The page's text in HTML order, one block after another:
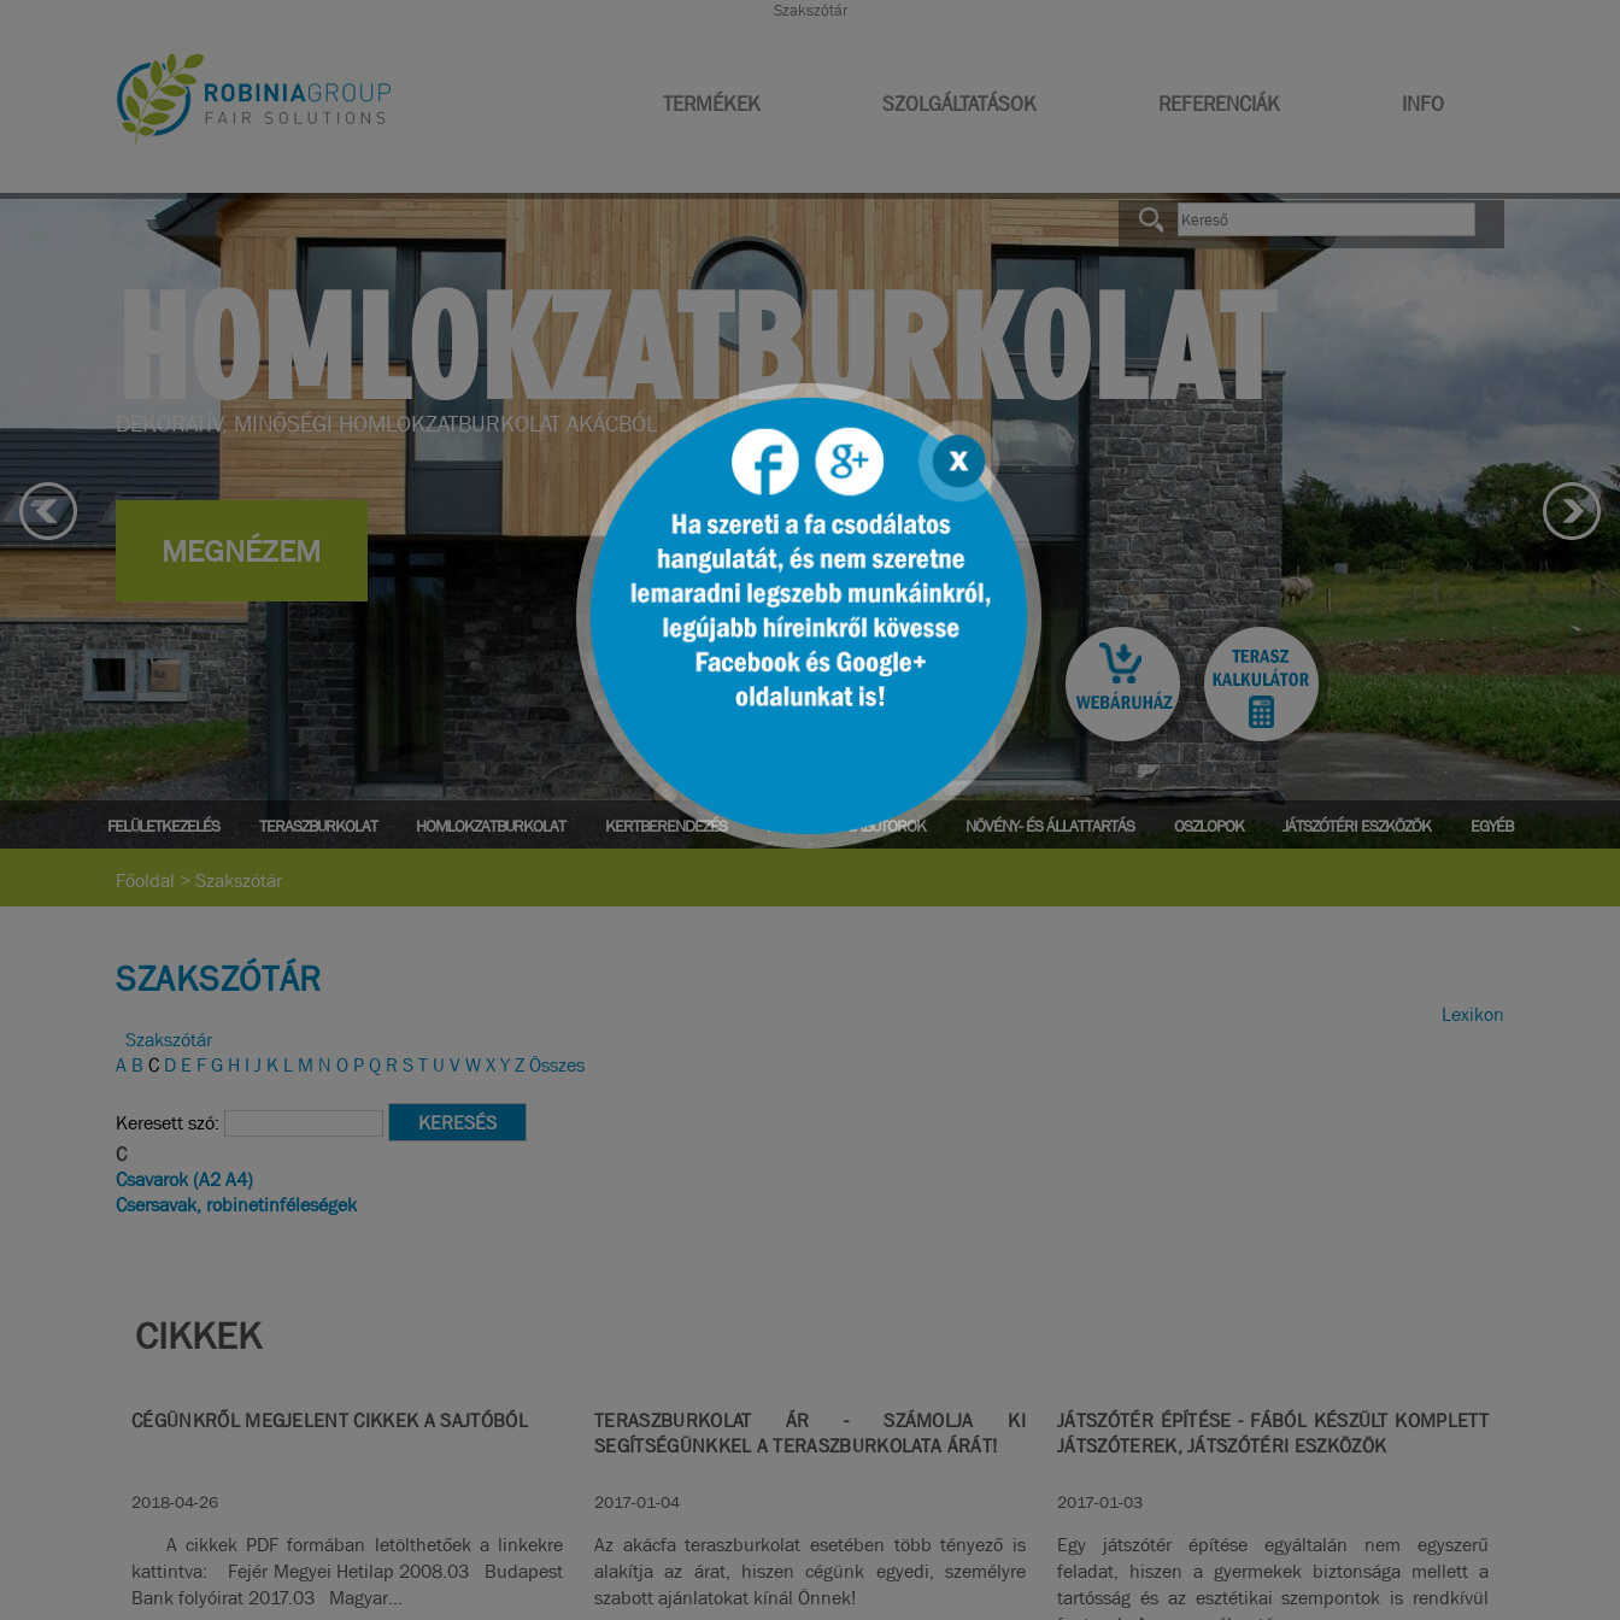
Szakszótár
TERMÉKEK SZOLGÁLTATÁSOK REFERENCIÁK INFO
KERTBERENDEZÉS
KERTI BÚTOROK, KERTÉPÍTÉS
MEGNÉZEM
FELÜLETKEZELÉS TERASZBURKOLAT HOMLOKZATBURKOLAT KERTBERENDEZÉS PARK- ÉS UTCABÚTOROK NÖVÉNY- ÉS ÁLLATTARTÁS OSZLOPOK JÁTSZÓTÉRI ESZKÖZÖK EGYÉB
Főoldal >Szakszótár
Lexikon
SZAKSZÓTÁR
Szakszótár
A B C D E FG H I J K L M N O PQ R ST U VWXYZÖsszes
Keresett szó:
C
Csavarok (A2 A4)
Csersavak, robinetinféleségek
CIKKEK
CÉGÜNKRŐL MEGJELENT CIKKEK A SAJTÓBÓL
2018-04-26
A cikkek PDF formában letölthetőek a linkekre
kattintva: Fejér Megyei Hetilap 2008.03 Budapest
Bank folyóirat 2017.03 Magyar...
TERASZBURKOLAT ÁR - SZÁMOLJA KI
SEGÍTSÉGÜNKKEL A TERASZBURKOLATA ÁRÁT!
2017-01-04
Az akácfa teraszburkolat esetében több tényező is
alakítja az árat, hiszen cégünk egyedi, személyre
szabott ajánlatokat kínál Önnek!
JÁTSZÓTÉR ÉPÍTÉSE - FÁBÓL KÉSZÜLT KOMPLETT
JÁTSZÓTEREK, JÁTSZÓTÉRI ESZKÖZÖK
2017-01-03
Egy játszótér építése egyáltalán nem egyszerű
feladat, hiszen a gyermekek biztonsága mellett a
tartósság és az esztétikai szempontok is rendkívül